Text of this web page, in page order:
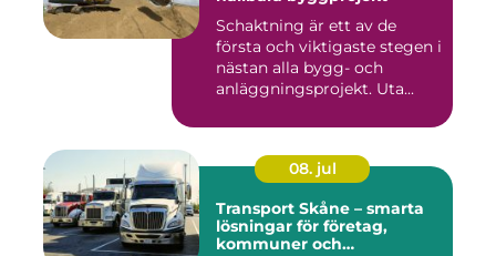
Schaktning är ett av de
första och viktigaste stegen i
nästan alla bygg- och
anläggningsprojekt. Uta...
08. jul
Transport Skåne – smarta
lösningar för företag,
kommuner och